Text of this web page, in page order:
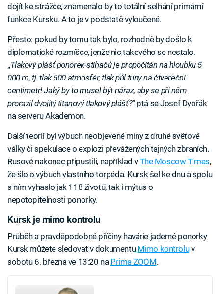
dojít ke strážce, znamenalo by to totální selhání primární
funkce Kursku. A to je v podstatě vyloučené.
Přesto: pokud by tomu tak bylo, rozhodně by došlo k
diplomatické rozmíšce, jenže nic takového se nestalo.
„Tlakový plášť ponorek-stíhačů je propočítán na hloubku 5
000 m, tj. tlak 500 atmosfér, tlak půl tuny na čtvereční
centimetr! Jaký by to musel být náraz, aby se při něm
prorazil dvojitý titanový tlakový plášť?“ ptá se Josef Dvořák
na serveru Akademon.
Další teorií byl výbuch neobjevené miny z druhé světové
války či spekulace o explozi převážených tajných zbraních.
Rusové nakonec připustili, například v The Moscow Times,
že šlo o výbuch vlastního torpéda. Kursk šel ke dnu a spolu
s ním vyhaslo jak 118 životů, tak i mýtus o
nepotopitelnosti ponorky.
Kursk je mimo kontrolu
Průběh a pravděpodobné příčiny havárie jaderné ponorky
Kursk můžete sledovat v dokumentu Mimo kontroluv
sobotu 6. března ve 13:20 na Prima ZOOM.